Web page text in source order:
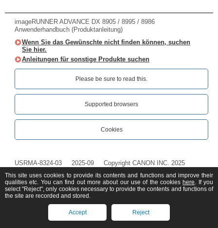
imageRUNNER ADVANCE DX 8905 / 8995 / 8986
Anwenderhandbuch (Produktanleitung)
Wenn Sie das Gewünschte nicht finden können, suchen
Sie hier.
Anleitungen für sonstige Produkte suchen
Please be sure to read this.‎
Supported browsers
Cookies
USRMA-8324-03 2025-09 Copyright CANON INC. 2025
This site uses cookies to provide its contents and functions and improve their
qualities etc. You can find out more about our use of the cookies here. If you
select "Reject", only cookies necessary to provide the contents and functions of
the site are recorded and stored.
Accept Reject